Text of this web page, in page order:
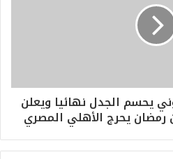
يحسم الجدل نهائيا ويعلن
رمضان يحرج الأهلي المصري